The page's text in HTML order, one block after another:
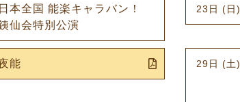
日本全国 能楽キャラバン！
仙会特別公演
23日 (日)
能 29日 (土)